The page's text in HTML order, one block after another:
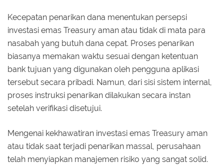
Kecepatan penarikan dana menentukan persepsi
investasi emas Treasury aman atau tidak di mata para
nasabah yang butuh dana cepat. Proses penarikan
biasanya memakan waktu sesuai dengan ketentuan
bank tujuan yang digunakan oleh pengguna aplikasi
tersebut secara pribadi. Namun, dari sisi sistem internal,
proses instruksi penarikan dilakukan secara instan
setelah verifikasi disetujui.
Mengenai kekhawatiran investasi emas Treasury aman
atau tidak saat terjadi penarikan massal, perusahaan
telah menyiapkan manajemen risiko yang sangat solid.